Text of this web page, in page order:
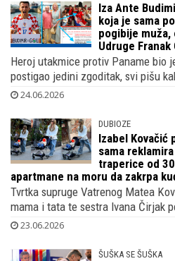
Iza Ante
koja je sama
pogibije
Udruge Franak
Heroj utakmice protiv Paname bio
postigao jedini zgoditak, svi pišu
24.06.2026
DUBIOZE
Izabel Kovačić
sama
traperice od
apartmane na moru da zakrpa
Tvrtka supruge Vatrenog Matea
mama i tata te sestra Ivana Čirjak
23.06.2026
ŠUŠKA SE ŠUŠKA